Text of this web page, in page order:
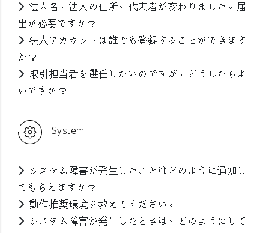
法人名、法人の住所、代表者が変わりました。届
出が必要ですか？
法人アカウントは誰でも登録することができます
か？
取引担当者を選任したいのですが、どうしたらよ
いですか？
System
システム障害が発生したことはどのように通知し
てもらえますか？
動作推奨環境を教えてください。
システム障害が発生したときは、どのようにして